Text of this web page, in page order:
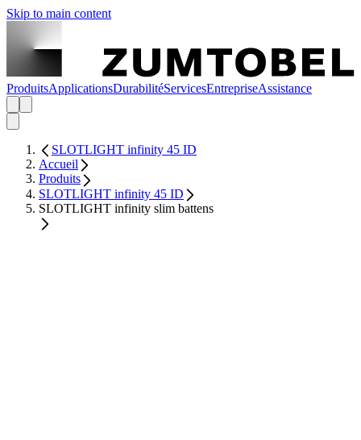
Skip to main content
ProduitsApplicationsDurabilitéServicesEntrepriseAssistance
SLOTLIGHT infinity 45 ID
Accueil
Produits
SLOTLIGHT infinity 45 ID
SLOTLIGHT infinity slim battens